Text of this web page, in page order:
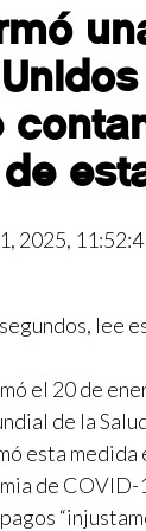
2025,
lee
el 20 de
de la
esta medida
de